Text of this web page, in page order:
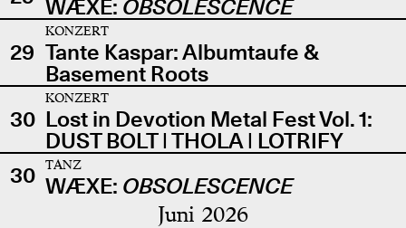
WÆXE: OBSOLESCENCE
29
KONZERT
Tante Kaspar: Albumtaufe &
Basement Roots
30
KONZERT
Lost in Devotion Metal Fest Vol. 1:
DUST BOLT | THOLA | LOTRIFY
30
TANZ
WÆXE: OBSOLESCENCE
Juni 2026